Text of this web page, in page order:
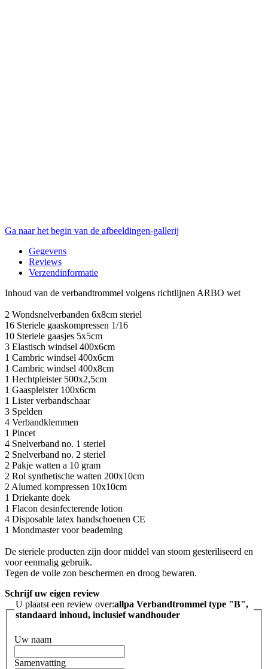
Ga naar het begin van de afbeeldingen-gallerij
Gegevens
Reviews
Verzendinformatie
Inhoud van de verbandtrommel volgens richtlijnen ARBO wet
2 Wondsnelverbanden 6x8cm steriel
16 Steriele gaaskompressen 1/16
10 Steriele gaasjes 5x5cm
3 Elastisch windsel 400x6cm
1 Cambric windsel 400x6cm
1 Cambric windsel 400x8cm
1 Hechtpleister 500x2,5cm
1 Gaaspleister 100x6cm
1 Lister verbandschaar
3 Spelden
4 Verbandklemmen
1 Pincet
4 Snelverband no. 1 steriel
2 Snelverband no. 2 steriel
2 Pakje watten a 10 gram
2 Rol synthetische watten 200x10cm
2 Alumed kompressen 10x10cm
1 Driekante doek
1 Flacon desinfecterende lotion
4 Disposable latex handschoenen CE
1 Mondmaster voor beademing
De steriele producten zijn door middel van stoom gesteriliseerd en
voor eenmalig gebruik.
Tegen de volle zon beschermen en droog bewaren.
Schrijf uw eigen review
U plaatst een review over:allpa Verbandtrommel type "B",
standaard inhoud, inclusief wandhouder
Uw naam
Samenvatting